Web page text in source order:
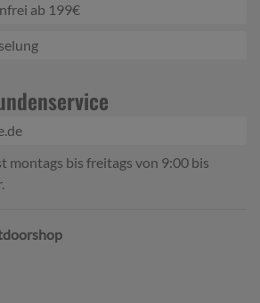
ab 199€
montags bis freitags von 9:00 bis